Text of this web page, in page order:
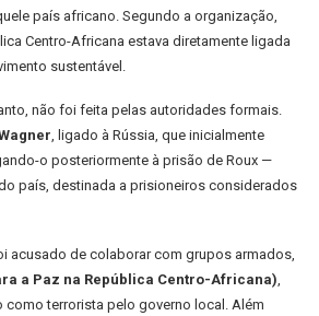
país africano. Segundo a organização,
Centro-Africana estava diretamente ligada
sustentável.
não foi feita pelas autoridades formais.
, ligado à Rússia, que inicialmente
o posteriormente à prisão de Roux —
país, destinada a prisioneiros considerados
acusado de colaborar com grupos armados,
a Paz na República Centro-Africana),
terrorista pelo governo local. Além